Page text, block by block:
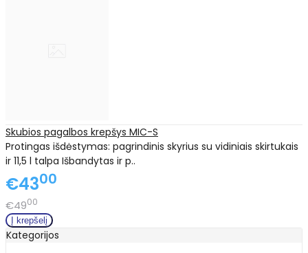
Skubios pagalbos krepšys MIC-S
Protingas išdėstymas: pagrindinis skyrius su vidiniais skirtukais
ir 11,5 l talpa Išbandytas ir p..
€4300
€4900
Kategorijos